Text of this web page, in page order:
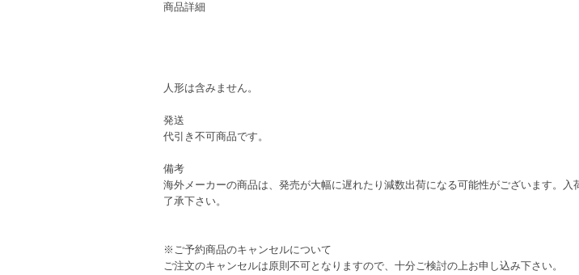
商品詳細
人形は含みません。
発送
代引き不可商品です。
備考
海外メーカーの商品は、発売が大幅に遅れたり減数出荷になる可能性がございます。
了承下さい。
※ご予約商品のキャンセルについて
ご注文のキャンセルは原則不可となりますので、十分ご検討の上お申し込み下さい。